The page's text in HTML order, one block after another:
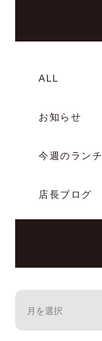
ALL
お知らせ
今週のランチ
店長ブログ